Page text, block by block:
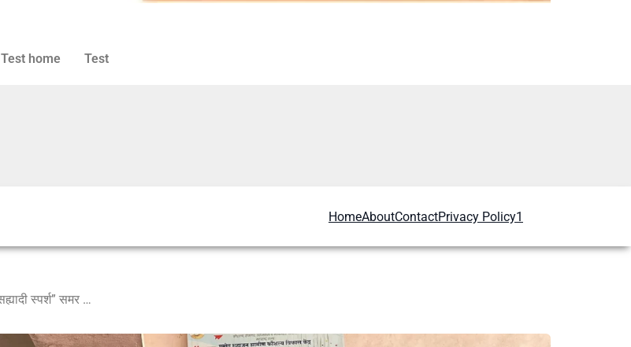
Test home Test
HomeAboutContactPrivacy Policy1
श्री क्षेत्र वीर येथे अभाविप बारामती आयोजित “सह्यादी स्पर्श” समर कॅम्प उत्साहात संपन्न